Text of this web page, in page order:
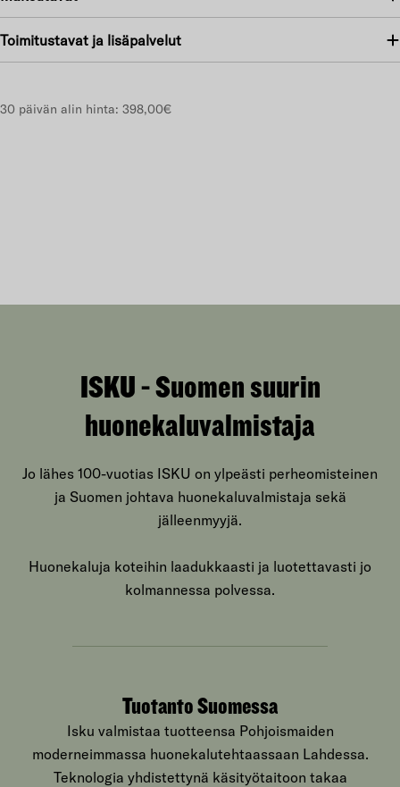
Toimitustavat ja lisäpalvelut
30 päivän alin hinta: 398,00€
ISKU - Suomen suurin
huonekaluvalmistaja
Jo lähes 100-vuotias ISKU on ylpeästi perheomisteinen
ja Suomen johtava huonekaluvalmistaja sekä
jälleenmyyjä.
Huonekaluja koteihin laadukkaasti ja luotettavasti jo
kolmannessa polvessa.
Tuotanto Suomessa
Isku valmistaa tuotteensa Pohjoismaiden
moderneimmassa huonekalutehtaassaan Lahdessa.
Teknologia yhdistettynä käsityötaitoon takaa